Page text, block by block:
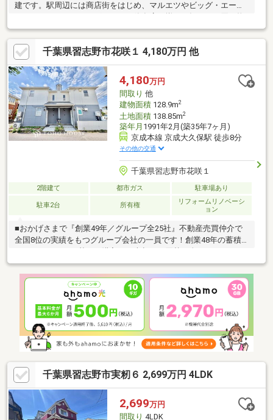
建です。駅周辺には商店街をはじめ、マルエツやビッグ・エーな
にも便利な住環境。日本大学生産工学部や東邦大学、済生会病院
のアクセスも良く、活気がありながら落ち着いた街並みが魅力で
す。物件は閑静な住宅街にあり、穏やかな住環境を実現。京成線
利用で船橋や上野方面へのアクセスも良好で、都内へ通勤・通学
される方にもおすすめです。利便性と住みやすさを兼ね備えた本
大久保で、新しい暮らしを始めてみませんか。ぜひ現地で、街の
雰囲気と住み心地をご体感ください。
千葉県習志野市花咲１ 4,180万円 他
4,180万円
間取り 他
建物面積128.9m2
土地面積138.85m2
築年月 1991年2月(築35年7ヶ月)
京成本線 京成大久保駅 徒歩8分
その他の交通
千葉県習志野市花咲１
2階建て 都市ガス 駐車場あり
駐車2台 所有権
リフォームリノベーシ
ョン
■おかげさまで『創業49年／グループ全25社』不動産売買仲介で
全国8位の実績をもつグループ会社の一員です！創業48年の蓄積
致します！■独自のFP相談【未来カレンダー】住宅購入の資金計
画は未来を見据えて立てなければいけません。漠然とした不安や
悩みを『見える化』して幸せな未来へのスタートを切りましょ
う。■業界初の無料アフターサポート【TOHO HOUSE CLUB】
『住まい』のご購入はゴールではなくスタートです。お客様の
『住まい』と『暮らし』の安心と安全を守るサービスを全て無料
で提供してます。お気軽にお問合せ下さい！
千葉県習志野市実籾６ 2,699万円 4LDK
2,699万円
間取り 4LDK